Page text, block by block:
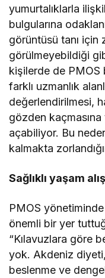
yumurtalıklarla
bulgularına
görüntüsü tanı için
görülmeyebildiği
kişilerde de PMOS
farklı uzmanlık
değerlendirilmesi,
gözden kaçmasına
açabiliyor. Bu
kalmakta
Sağlıklı yaşam
PMOS
önemli bir yer
“Kılavuzlara göre
yok. Akdeniz
beslenme ve